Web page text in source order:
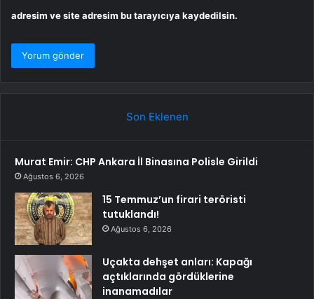
adresim ve site adresim bu tarayıcıya kaydedilsin.
Son Eklenen
Murat Emir: CHP Ankara İl Binasına Polisle Girildi
Ağustos 6, 2026
15 Temmuz’un firari teröristi
tutuklandı!
Ağustos 6, 2026
Uçakta dehşet anları: Kapağı
açtıklarında gördüklerine
inanamadılar